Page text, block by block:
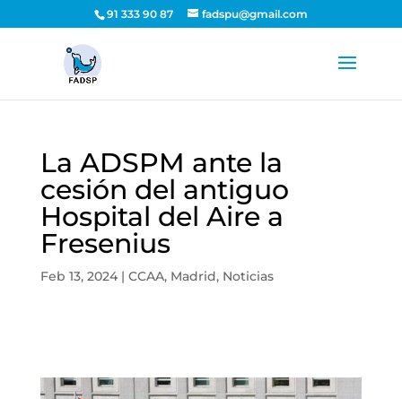
91 333 90 87 fadspu@gmail.com
La ADSPM ante la
cesión del antiguo
Hospital del Aire a
Fresenius
Feb 13, 2024| CCAA, Madrid, Noticias